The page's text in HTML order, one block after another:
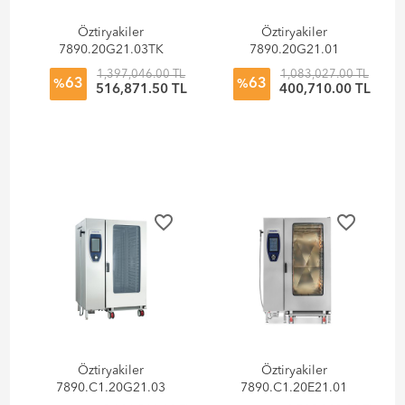
Öztiryakiler
7890.20G21.03TK
Konveksiyonlu Fırın
Gazlı 20xGN 2/1
Kızaklı-Kıt Arabalı
%63
1,397,046.00 TL
516,871.50 TL
Öztiryakiler
7890.20G21.01
Konveksiyonlu Fırın
Elektrikli 20xGN 2/1
%63
1,083,027.00 TL
400,710.00 TL
favorite_border
Öztiryakiler
7890.C1.20G21.03
favorite_border
Öztiryakiler
7890.C1.20E21.01